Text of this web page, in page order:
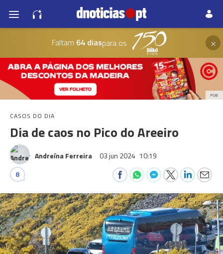
Faltam 64 diaspara os ×
PUB
CASOS DO DIA
Dia de caos no Pico do Areeiro
Andreína Ferreira 03 jun 2024 10:19
8